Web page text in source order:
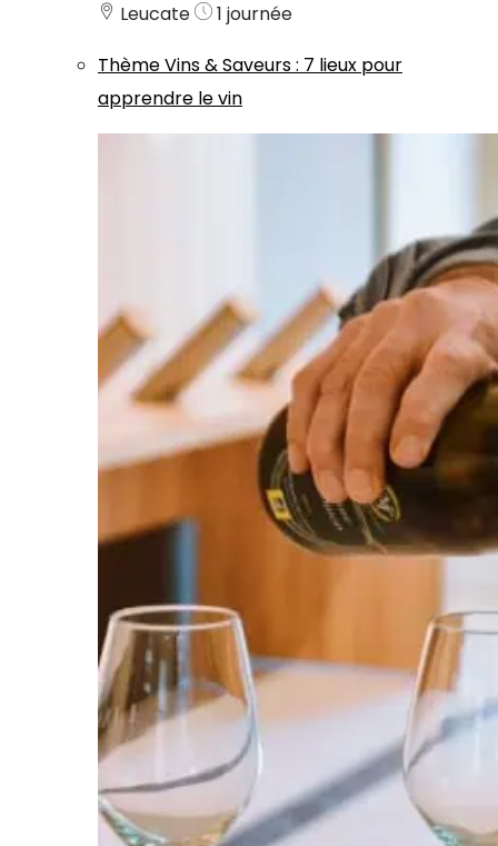
Leucate
1 journée
ThèmeVins & Saveurs: 7 lieux pour
apprendre le vin